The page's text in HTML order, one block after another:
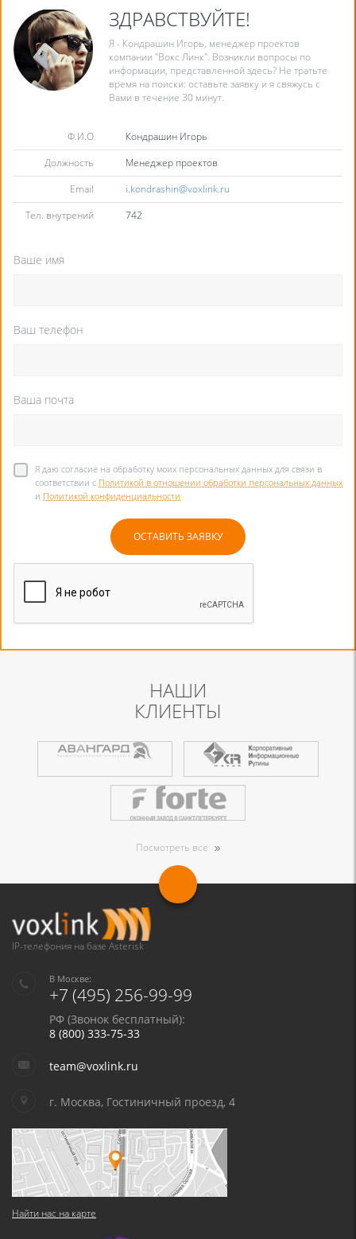
ЗДРАВСТВУЙТЕ!
Я - Кондрашин Игорь, менеджер проектов
компании "Вокс Линк". Возникли вопросы по
информации, представленной здесь? Не тратьте
время на поиски: оставьте заявку и я свяжусь с
Вами в течение 30 минут.
Ф.И.О
Кондрашин Игорь
Должность
Менеджер проектов
Email
i.kondrashin@voxlink.ru
Тел. внутрений
742
Ваше имя
Ваш телефон
Ваша почта
Я даю согласие на обработку моих персональных данных для связи в
соответствии с Политикой в отношении обработки персональных данных
и Политикой конфиденциальности
НАШИ
КЛИЕНТЫ
Посмотреть все
IP-телефония на базе Asterisk
В Москве:
+7 (495) 256-99-99
РФ (Звонок бесплатный):
8 (800) 333-75-33
team@voxlink.ru
г. Москва, Гостиничный проезд, 4
Найти нас на карте